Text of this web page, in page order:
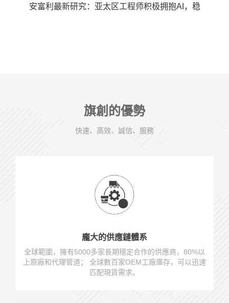
安富利最新研究：亚太区工程师积极拥抱AI，稳
旗創的優勢
快速、高效、誠信、服務
龐大的供應鏈體系
全球範圍，擁有5000多家長期穩定合作的供應商，80%以
上原廠和代理管道； 全球數百家OEM工廠庫存，可以迅速
匹配現貨需求。